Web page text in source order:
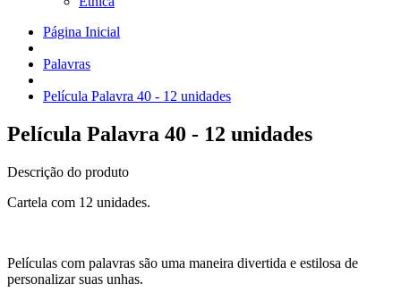
Página Inicial
Palavras
Película Palavra 40 - 12 unidades
Película Palavra 40 - 12 unidades
Descrição do produto
Cartela com 12 unidades.
Películas com palavras são uma maneira divertida e estilosa de
personalizar suas unhas.